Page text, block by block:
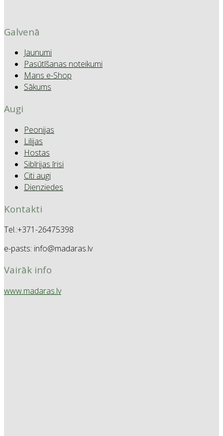
Galvenā
Jaunumi
Pasūtīšanas noteikumi
Mans e-Shop
Sākums
Augi
Peonijas
Lilijas
Hostas
Sibīrijas īrisi
Citi augi
Dienziedes
Kontakti
Tel.:+371-26475398
e-pasts: info@madaras.lv
Vairāk info
www.madaras.lv